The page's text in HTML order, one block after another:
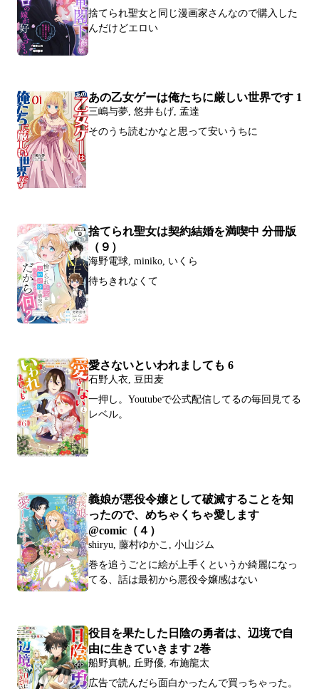
捨てられ聖女と同じ漫画家さんなので購入した
んだけどエロい
あの乙女ゲーは俺たちに厳しい世界です 1
三嶋与夢, 悠井もげ, 孟達
そのうち読むかなと思って安いうちに
捨てられ聖女は契約結婚を満喫中 分冊版
（９）
海野電球, miniko, いくら
待ちきれなくて
愛さないといわれましても 6
石野人衣, 豆田麦
一押し。Youtubeで公式配信してるの毎回見てる
レベル。
義娘が悪役令嬢として破滅することを知
ったので、めちゃくちゃ愛します
@comic（４）
shiryu, 藤村ゆかこ, 小山ジム
巻を追うごとに絵が上手くというか綺麗になっ
てる、話は最初から悪役令嬢感はない
役目を果たした日陰の勇者は、辺境で自
由に生きていきます 2巻
船野真帆, 丘野優, 布施龍太
広告で読んだら面白かったんで買っちゃった。